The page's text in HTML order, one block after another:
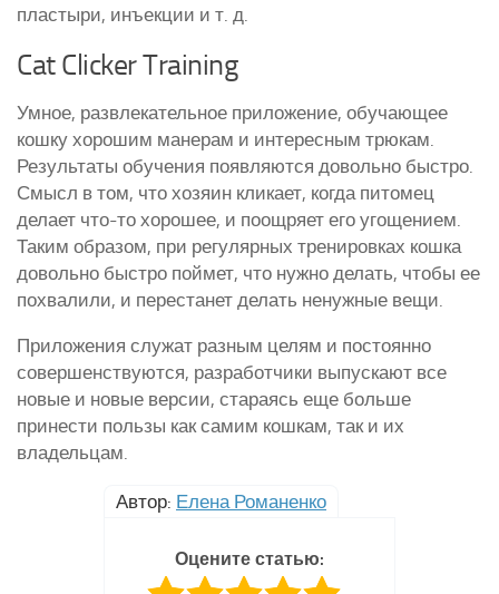
пластыри, инъекции и т. д.
Cat Clicker Training
Умное, развлекательное приложение, обучающее
кошку хорошим манерам и интересным трюкам.
Результаты обучения появляются довольно быстро.
Смысл в том, что хозяин кликает, когда питомец
делает что-то хорошее, и поощряет его угощением.
Таким образом, при регулярных тренировках кошка
довольно быстро поймет, что нужно делать, чтобы ее
похвалили, и перестанет делать ненужные вещи.
Приложения служат разным целям и постоянно
совершенствуются, разработчики выпускают все
новые и новые версии, стараясь еще больше
принести пользы как самим кошкам, так и их
владельцам.
Автор: Елена Романенко
Оцените статью: